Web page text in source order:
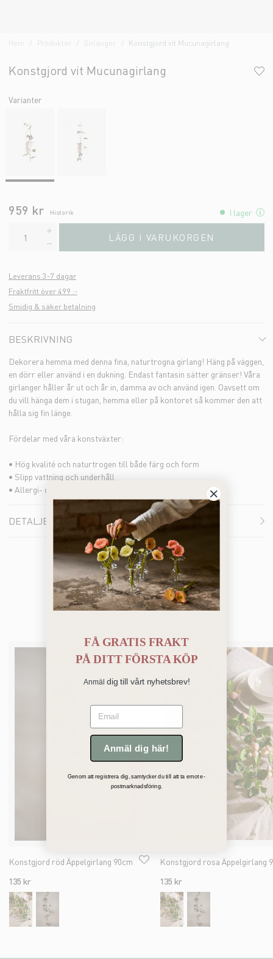
Hem Produkter Konstgjord vit Mucunagirlang
Konstgjord vit Mucunagirlang
Varianter
959 kr Historik I lager
LÄGG I VARUKORGEN
Leverans 3-7 dagar
Fraktfritt över 499 :-
Smidig & säker betalning
BESKRIVNING
Dekorera hemma med denna fina, naturtrogna girlang! Häng på väggen,
en dörr eller använd i en dukning. Endast fantasin sätter gränser! Våra
girlanger håller år ut och år in, damma av och använd igen. Oavsett om
du vill hänga dem i stugan, hemma eller på kontoret så kommer den att
hålla sig fin länge.
Fördelar med våra konstväxter:
• Hög kvalité och naturtrogen till både färg och form
• Slipp vattning och underhåll
• Allergi- och doftfria alternativ
DETALJER
Bästsäljare
Konstgjord röd Äppelgirlang 90cm
135 kr
135 kr
FÅ GRATIS FRAKT
PÅDITT FÖRSTA KÖP
Anmäl dig till vårt nyhetsbrev!
Email
Anmäl dig här!
Genom att registrera dig, samtycker du till att ta emot e-
postmarknadsföring.